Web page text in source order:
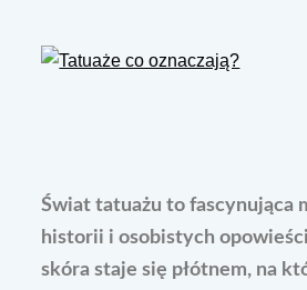
Świat tatuażu to fascynująca
historii i osobistych
skóra staje się płótnem, na